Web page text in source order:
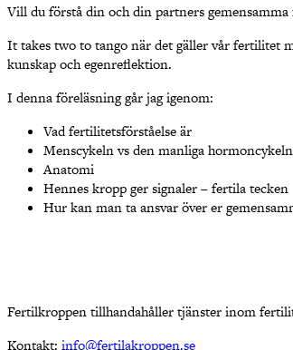
Vill du förstå din och din partners
It takes two to tango när det gäller vår fertilitet
kunskap och egenreflektion.
I denna föreläsning går jag igenom:
Vad fertilitetsförståelse är
Menscykeln vs den manliga hormoncykeln
Anatomi
Hennes kropp ger signaler – fertila tecken
Hur kan man ta ansvar över er
Fertilkroppen tillhandahåller tjänster inom
Kontakt: info@fertilakroppen.se